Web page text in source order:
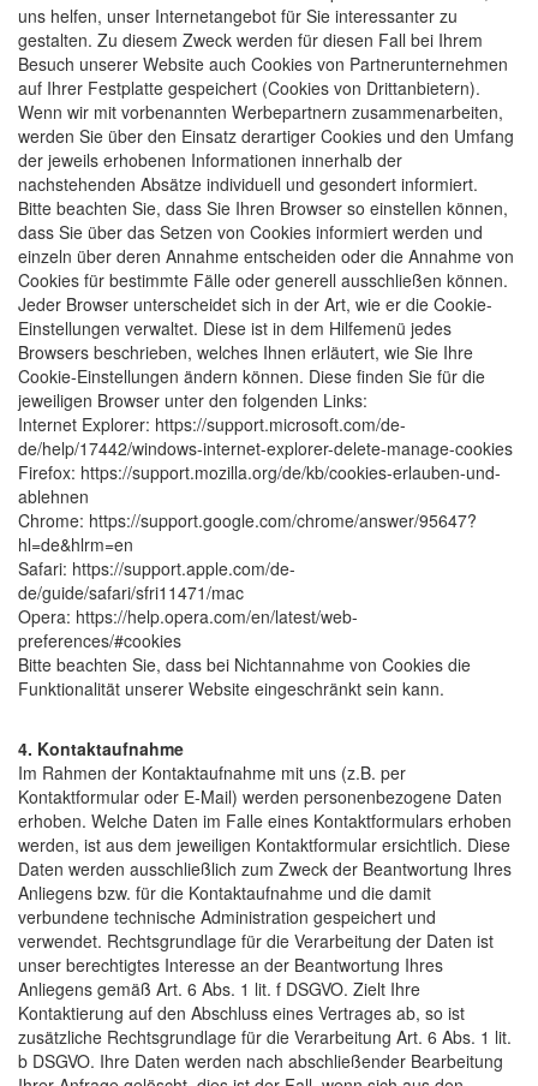
uns helfen, unser Internetangebot für Sie interessanter zu
gestalten. Zu diesem Zweck werden für diesen Fall bei Ihrem
Besuch unserer Website auch Cookies von Partnerunternehmen
auf Ihrer Festplatte gespeichert (Cookies von Drittanbietern).
Wenn wir mit vorbenannten Werbepartnern zusammenarbeiten,
werden Sie über den Einsatz derartiger Cookies und den Umfang
der jeweils erhobenen Informationen innerhalb der
nachstehenden Absätze individuell und gesondert informiert.
Bitte beachten Sie, dass Sie Ihren Browser so einstellen können,
dass Sie über das Setzen von Cookies informiert werden und
einzeln über deren Annahme entscheiden oder die Annahme von
Cookies für bestimmte Fälle oder generell ausschließen können.
Jeder Browser unterscheidet sich in der Art, wie er die Cookie-
Einstellungen verwaltet. Diese ist in dem Hilfemenü jedes
Browsers beschrieben, welches Ihnen erläutert, wie Sie Ihre
Cookie-Einstellungen ändern können. Diese finden Sie für die
jeweiligen Browser unter den folgenden Links:
Internet Explorer: https://support.microsoft.com/de-
de/help/17442/windows-internet-explorer-delete-manage-cookies
Firefox: https://support.mozilla.org/de/kb/cookies-erlauben-und-
ablehnen
Chrome: https://support.google.com/chrome/answer/95647?
hl=de&hlrm=en
Safari: https://support.apple.com/de-
de/guide/safari/sfri11471/mac
Opera: https://help.opera.com/en/latest/web-
preferences/#cookies
Bitte beachten Sie, dass bei Nichtannahme von Cookies die
Funktionalität unserer Website eingeschränkt sein kann.
4. Kontaktaufnahme
Im Rahmen der Kontaktaufnahme mit uns (z.B. per
Kontaktformular oder E-Mail) werden personenbezogene Daten
erhoben. Welche Daten im Falle eines Kontaktformulars erhoben
werden, ist aus dem jeweiligen Kontaktformular ersichtlich. Diese
Daten werden ausschließlich zum Zweck der Beantwortung Ihres
Anliegens bzw. für die Kontaktaufnahme und die damit
verbundene technische Administration gespeichert und
verwendet. Rechtsgrundlage für die Verarbeitung der Daten ist
unser berechtigtes Interesse an der Beantwortung Ihres
Anliegens gemäß Art. 6 Abs. 1 lit. f DSGVO. Zielt Ihre
Kontaktierung auf den Abschluss eines Vertrages ab, so ist
zusätzliche Rechtsgrundlage für die Verarbeitung Art. 6 Abs. 1 lit.
b DSGVO. Ihre Daten werden nach abschließender Bearbeitung